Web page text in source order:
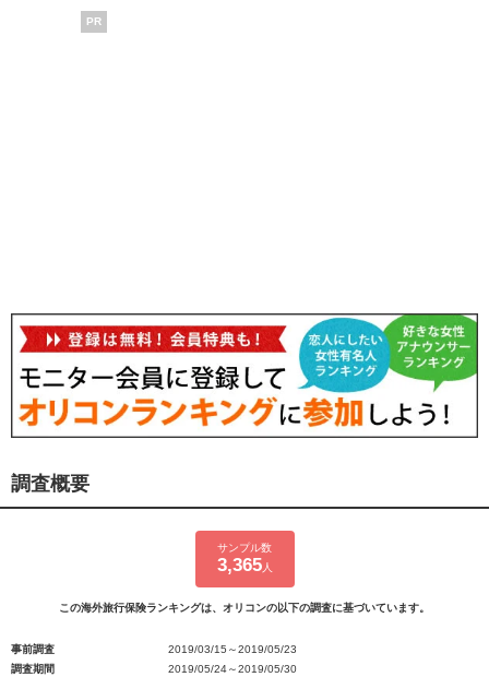
PR
調査概要
サンプル数
3,365人
この海外旅行保険ランキングは、オリコンの以下の調査に基づいています。
事前調査
2019/03/15～2019/05/23
調査期間
2019/05/24～2019/05/30